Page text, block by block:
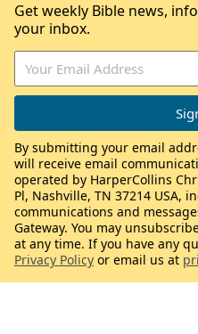
Get weekly Bible news,
your inbox.
By submitting your email
will receive email
operated by HarperCollins
Pl, Nashville, TN 37214 USA,
communications and
Gateway. You may
at any time. If you have any
Privacy Policy or email us at